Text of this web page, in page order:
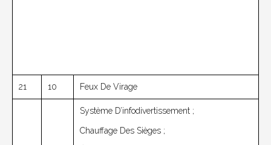
21 10 Feux De Virage
Système D’infodivertissement ;
Chauffage Des Sièges ;